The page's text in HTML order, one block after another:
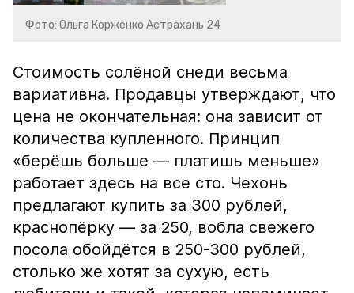
Фото: Ольга Корженко Астрахань 24
Стоимость солёной снеди весьма
вариативна. Продавцы утверждают, что
цена не окончательная: она зависит от
количества купленного. Принцип
«берёшь больше — платишь меньше»
работает здесь на все сто. Чехонь
предлагают купить за 300 рублей,
краснопёрку — за 250, вобла свежего
посола обойдётся в 250-300 рублей,
столько же хотят за сухую, есть